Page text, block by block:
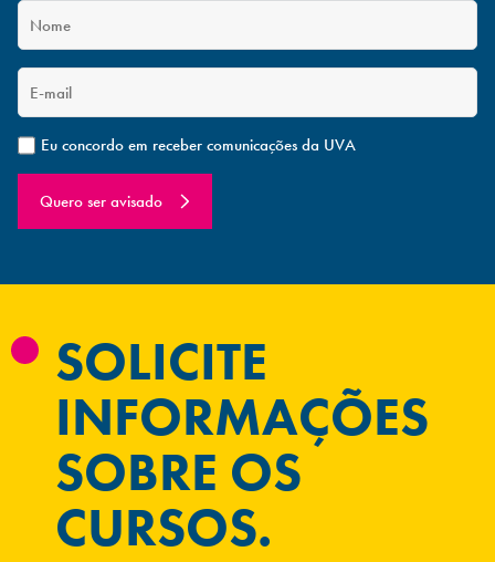
Eu concordo em receber comunicações da UVA
Quero ser avisado
SOLICITE
INFORMAÇÕES
SOBRE OS
CURSOS.